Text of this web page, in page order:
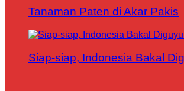
Tanaman Paten di Akar Pakis
Siap-siap, Indonesia Bakal